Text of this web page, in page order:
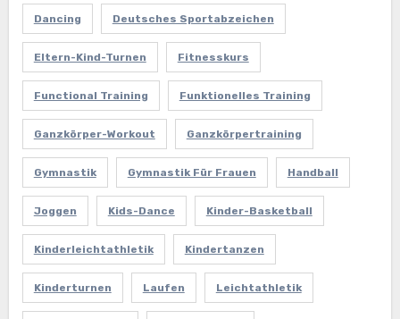
Dancing Deutsches Sportabzeichen
Eltern-Kind-Turnen Fitnesskurs
Functional Training Funktionelles Training
Ganzkörper-Workout Ganzkörpertraining
Gymnastik Gymnastik Für Frauen Handball
Joggen Kids-Dance Kinder-Basketball
Kinderleichtathletik Kindertanzen
Kinderturnen Laufen Leichtathletik